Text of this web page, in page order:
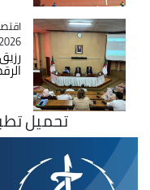
اقتصاد
- 17:06
تحميل